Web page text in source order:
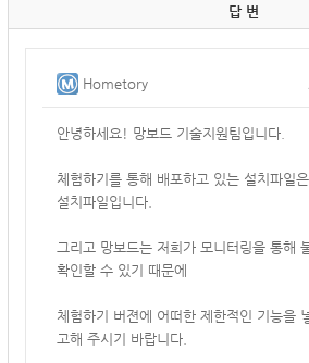
답 변
Hometory
안녕하세요! 망보드 기술지원팀입니다.
체험하기를 통해 배포하고 있는 설치파일
설치파일입니다.
그리고 망보드는 저희가 모니터링을 통해
확인할 수 있기 때문에
체험하기 버젼에 어떠한 제한적인 기능을
고해 주시기 바랍니다.